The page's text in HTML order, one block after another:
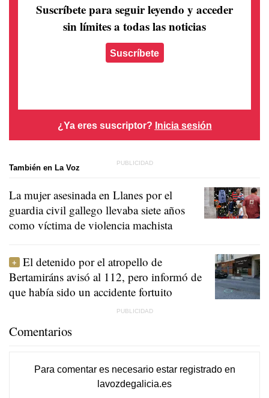
Suscríbete para seguir leyendo y acceder
sin límites a todas las noticias
Suscríbete
¿Ya eres suscriptor? Inicia sesión
También en La Voz
La mujer asesinada en Llanes por el
guardia civil gallego llevaba siete años
como víctima de violencia machista
El detenido por el atropello de
Bertamiráns avisó al 112, pero informó de
que había sido un accidente fortuito
Comentarios
Para comentar es necesario estar registradoen
lavozdegalicia.es